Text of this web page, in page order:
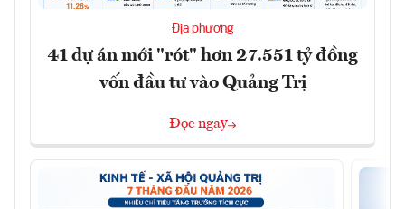
Địa phương
41 dự án mới "rót" hơn 27.551 tỷ đồng
vốn đầu tư vào Quảng Trị
Đọc ngay